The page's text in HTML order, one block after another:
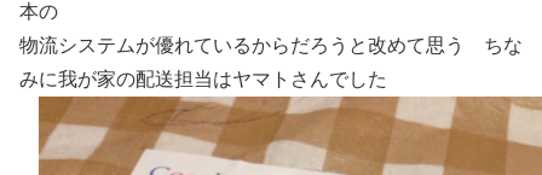
本の
物流システムが優れているからだろうと改めて思う ちな
みに我が家の配送担当はヤマトさんでした